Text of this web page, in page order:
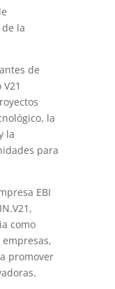
la
de
la
la
para
EBI
como
promover